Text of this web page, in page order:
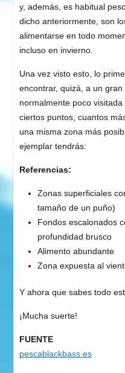
y, además, es habitual
dicho anteriormente, son
alimentarse en todo
incluso en invierno.
Una vez visto esto, lo
encontrar, quizá, a un
normalmente poco
ciertos puntos, cuantos
una misma zona más
ejemplar tendrás:
Referencias:
Zonas superficiales
tamaño de un puño)
Fondos escalonados
profundidad brusco
Alimento abundante
Zona expuesta al
Y ahora que sabes todo
¡Mucha suerte!
FUENTE
pescablackbass.es